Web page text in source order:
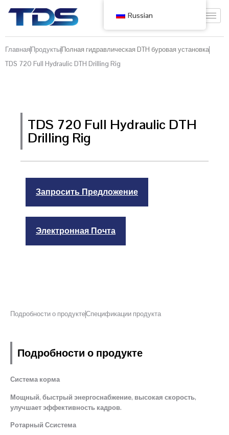
ГлавнаяПродуктыПолная гидравлическая DTH буровая установка
TDS 720 Full Hydraulic DTH Drilling Rig
TDS 720 Full Hydraulic DTH
Drilling Rig
Запросить Предложение
Электронная Почта
Подробности о продуктеСпецификации продукта
Подробности о продукте
Система корма
Мощный, быстрый энергоснабжение, высокая скорость,
улучшает эффективность кадров.
Ротарный Ссистема
Russian